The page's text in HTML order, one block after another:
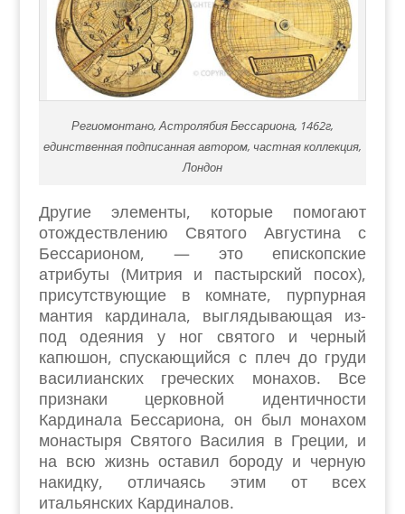
Региомонтано, Астролябия Бессариона, 1462г,
единственная подписанная автором, частная коллекция,
Лондон
Другие элементы, которые помогают
отождествлению Святого Августина с
Бессарионом, — это епископские
атрибуты (Митрия и пастырский посох),
присутствующие в комнате, пурпурная
мантия кардинала, выглядывающая из-
под одеяния у ног святого и черный
капюшон, спускающийся с плеч до груди
василианских греческих монахов. Все
признаки церковной идентичности
Кардинала Бессариона, он был монахом
монастыря Святого Василия в Греции, и
на всю жизнь оставил бороду и черную
накидку, отличаясь этим от всех
итальянских Кардиналов.